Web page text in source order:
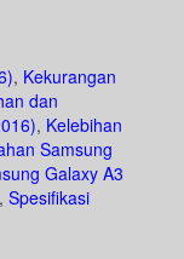
, Kekurangan
dan
, Kelebihan
Samsung
Galaxy A3
, Spesifikasi